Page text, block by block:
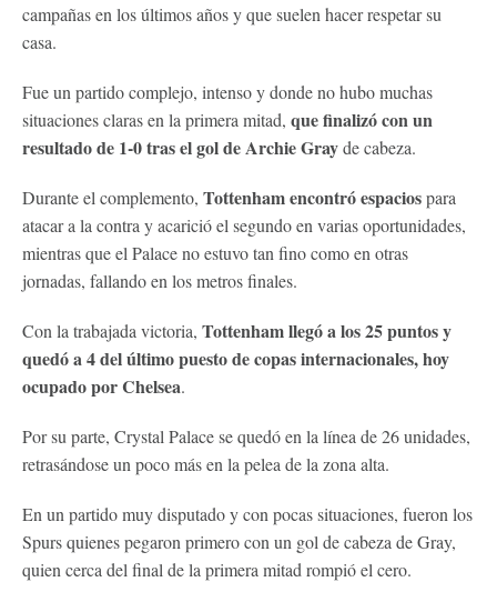
campañas en los últimos años y que suelen hacer respetar su
casa.
Fue un partido complejo, intenso y donde no hubo muchas
situaciones claras en la primera mitad, que finalizó con un
resultado de 1-0 tras el gol de Archie Grayde cabeza.
Durante el complemento, Tottenham encontró espaciospara
atacar a la contra y acarició el segundo en varias oportunidades,
mientras que el Palace no estuvo tan fino como en otras
jornadas, fallando en los metros finales.
Con la trabajada victoria, Tottenham llegó a los 25 puntos y
quedó a 4 del último puesto de copas internacionales, hoy
ocupado por Chelsea.
Por su parte, Crystal Palace se quedó en la línea de 26 unidades,
retrasándose un poco más en la pelea de la zona alta.
En un partido muy disputado y con pocas situaciones, fueron los
Spurs quienes pegaron primero con un gol de cabeza de Gray,
quien cerca del final de la primera mitad rompió el cero.